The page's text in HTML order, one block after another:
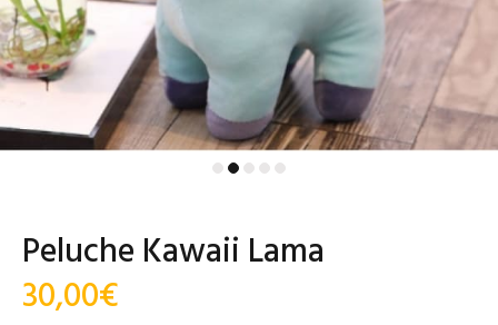
Peluche Kawaii Lama
30,00€